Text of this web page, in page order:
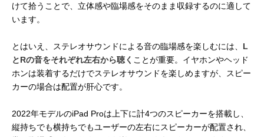
けて拾うことで、立体感や臨場感をそのまま収録するのに適して
います。
とはいえ、ステレオサウンドによる音の臨場感を楽しむには、 L
とRの音をそれぞれ左右から聴く ことが重要。イヤホンやヘッド
ホンは装着するだけでステレオサウンドを楽しめますが、スピー
カーの場合は配置が肝心です。
2022年モデルのiPad Proは上下に計4つのスピーカーを搭載し、
縦持ちでも横持ちでもユーザーの左右にスピーカーが配置され、